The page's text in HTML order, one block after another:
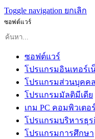
Toggle navigation ยกเลิก
ซอฟต์แวร์
ซอฟต์แวร์
โปรแกรมอินเทอร์เ
โปรแกรมส่วนบุคคล
โปรแกรมมัลติมีเดีย
เกม PC คอมพิวเตอร์
โปรแกรมบริหารธุร
โปรแกรมการศึกษา